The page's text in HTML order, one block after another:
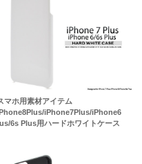
マホ用素材アイテム
iPhone7Plus/iPhone6
6s Plus用ハードホワイトケース